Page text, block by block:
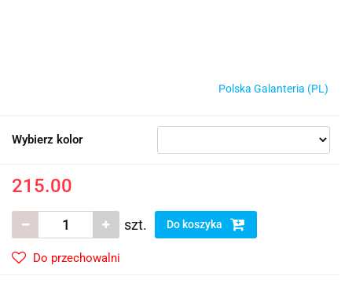
Polska Galanteria (PL)
Wybierz kolor
215.00
szt. Do koszyka
Do przechowalni